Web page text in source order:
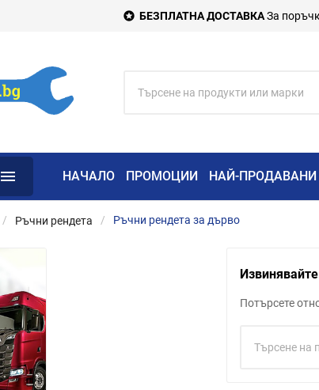
 БЕЗПЛАТНА ДОСТАВКАЗа
 НАЧАЛО ПРОМОЦИИ НАЙ-ПРОДАВАНИ
Ръчни рендета Ръчни рендета за дърво
Потърсете